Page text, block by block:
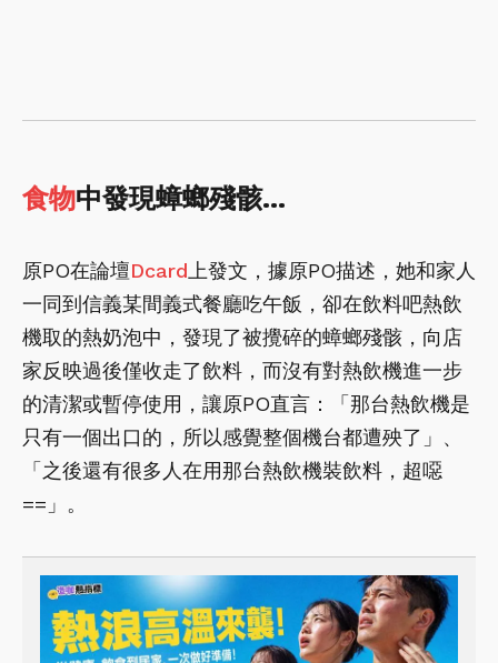
食物中發現蟑螂殘骸…
原PO在論壇Dcard 上發文，據原PO描述，她和家人
一同到信義某間義式餐廳吃午飯，卻在飲料吧熱飲
機取的熱奶泡中，發現了被攪碎的蟑螂殘骸，向店
家反映過後僅收走了飲料，而沒有對熱飲機進一步
的清潔或暫停使用，讓原PO直言：「那台熱飲機是
只有一個出口的，所以感覺整個機台都遭殃了」、
「之後還有很多人在用那台熱飲機裝飲料，超噁
==」。